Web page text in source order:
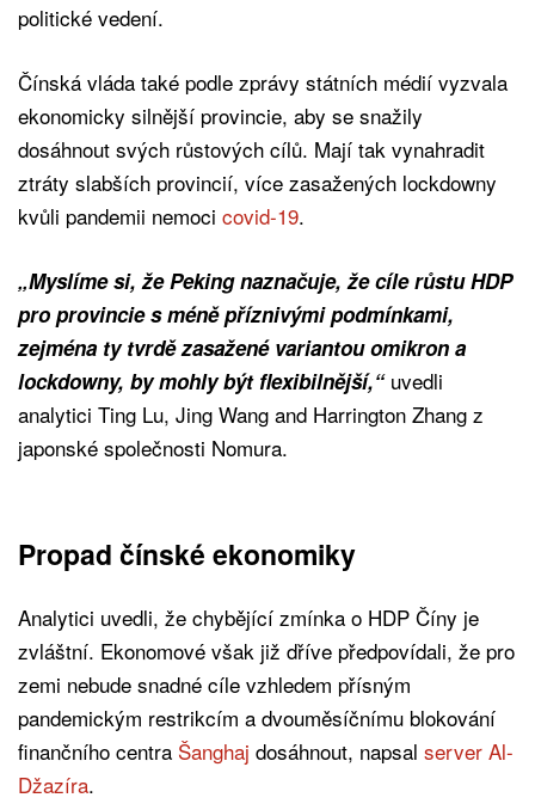
politické vedení.
Čínská vláda také podle zprávy státních médií vyzvala
ekonomicky silnější provincie, aby se snažily
dosáhnout svých růstových cílů. Mají tak vynahradit
ztráty slabších provincií, více zasažených lockdowny
kvůli pandemii nemoci covid-19.
„Myslíme si, že Peking naznačuje, že cíle růstu HDP
pro provincie s méně příznivými podmínkami,
zejména ty tvrdě zasažené variantou omikron a
lockdowny, by mohly být flexibilnější,“uvedli
analytici Ting Lu, Jing Wang and Harrington Zhang z
japonské společnosti Nomura.
Propad čínské ekonomiky
Analytici uvedli, že chybějící zmínka o HDP Číny je
zvláštní. Ekonomové však již dříve předpovídali, že pro
zemi nebude snadné cíle vzhledem přísným
pandemickým restrikcím a dvouměsíčnímu blokování
finančního centra Šanghaj dosáhnout, napsal server Al-
Džazíra.